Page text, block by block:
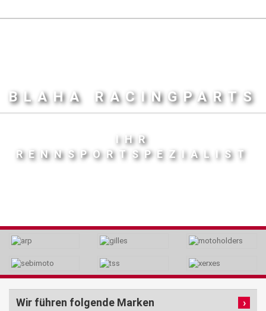
BLAHA RACINGPARTS
IHR
RENNSPORTSPEZIALIST
Wir führen folgende Marken